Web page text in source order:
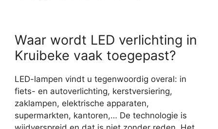
Waar wordt LED verlichting in
Kruibeke vaak toegepast?
LED-lampen vindt u tegenwoordig overal: in
fiets- en autoverlichting, kerstversiering,
zaklampen, elektrische apparaten,
supermarkten, kantoren,… De technologie is